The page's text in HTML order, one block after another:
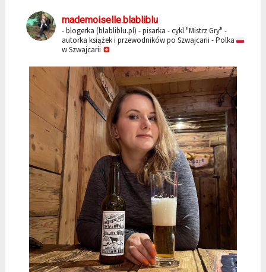
mademoiselle.blabliblu
- blogerka (blabliblu.pl) - pisarka - cykl "Mistrz Gry" -
autorka książek i przewodników po Szwajcarii - Polka
w Szwajcarii